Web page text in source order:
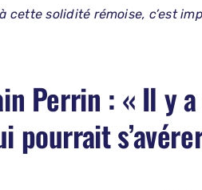
cette solidité rémoise, c’est
Perrin : « Il y
pourrait